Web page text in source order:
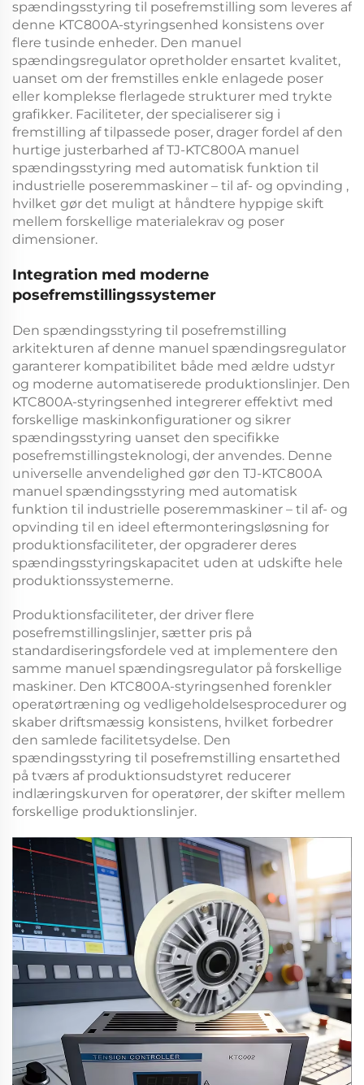
spændingsstyring til posefremstilling som leveres af
denne KTC800A-styringsenhed konsistens over
flere tusinde enheder. Den manuel
spændingsregulator opretholder ensartet kvalitet,
uanset om der fremstilles enkle enlagede poser
eller komplekse flerlagede strukturer med trykte
grafikker. Faciliteter, der specialiserer sig i
fremstilling af tilpassede poser, drager fordel af den
hurtige justerbarhed afTJ-KTC800A manuel
spændingsstyring med automatisk funktion til
industrielle poseremmaskiner – til af- og opvinding ,
hvilket gør det muligt at håndtere hyppige skift
mellem forskellige materialekrav og poser
dimensioner.
Integration med moderne
posefremstillingssystemer
Den spændingsstyring til posefremstilling
arkitekturen af denne manuel spændingsregulator
garanterer kompatibilitet både med ældre udstyr
og moderne automatiserede produktionslinjer. Den
KTC800A-styringsenhed integrerer effektivt med
forskellige maskinkonfigurationer og sikrer
spændingsstyring uanset den specifikke
posefremstillingsteknologi, der anvendes. Denne
universelle anvendelighed gør den TJ-KTC800A
manuel spændingsstyring med automatisk
funktion til industrielle poseremmaskiner – til af- og
opvinding til en ideel eftermonteringsløsning for
produktionsfaciliteter, der opgraderer deres
spændingsstyringskapacitet uden at udskifte hele
produktionssystemerne.
Produktionsfaciliteter, der driver flere
posefremstillingslinjer, sætter pris på
standardiseringsfordele ved at implementere den
samme manuel spændingsregulator på forskellige
maskiner. Den KTC800A-styringsenhed forenkler
operatørtræning og vedligeholdelsesprocedurer og
skaber driftsmæssig konsistens, hvilket forbedrer
den samlede facilitetsydelse. Den
spændingsstyring til posefremstilling ensartethed
på tværs af produktionsudstyret reducerer
indlæringskurven for operatører, der skifter mellem
forskellige produktionslinjer.